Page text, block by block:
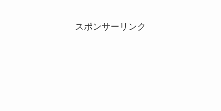
スポンサーリンク